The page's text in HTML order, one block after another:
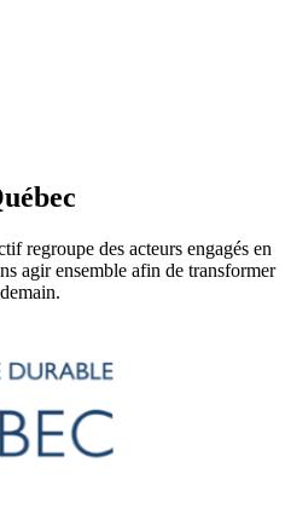
regroupe des acteurs engagés en
agir ensemble afin de transformer